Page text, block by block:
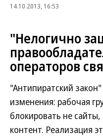
14.10.2013, 16:53
"Нелогично
операторов
"Антипиратский
изменения: рабочая
блокировать не
контент. Реализация